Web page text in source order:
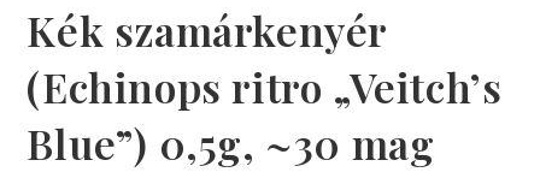
Kék szamárkenyér
(Echinops ritro „Veitch’s
Blue”) 0,5g, ~30 mag